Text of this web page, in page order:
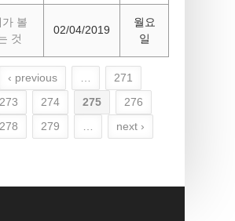
볼
것
02/04/2019
월요
일
‹ previous
271
273 274 275
276
278 279
next ›